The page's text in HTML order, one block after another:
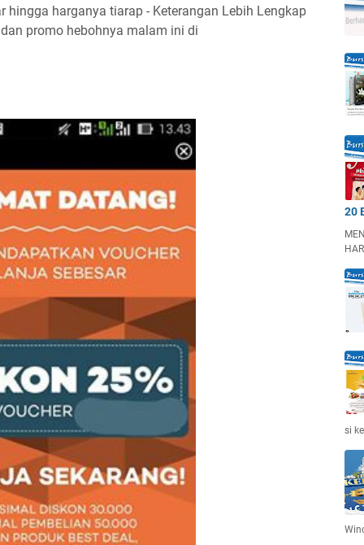
hingga harganya tiarap - Keterangan Lebih Lengkap
promo hebohnya malam ini di
20
si